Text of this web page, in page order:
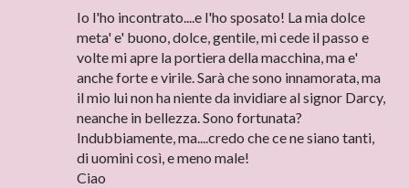
Io l'ho incontrato....e l'ho sposato! La mia dolce
meta' e' buono, dolce, gentile, mi cede il passo e
volte mi apre la portiera della macchina, ma e'
anche forte e virile. Sarà che sono innamorata, ma
il mio lui non ha niente da invidiare al signor Darcy,
neanche in bellezza. Sono fortunata?
Indubbiamente, ma....credo che ce ne siano tanti,
di uomini così, e meno male!
Ciao